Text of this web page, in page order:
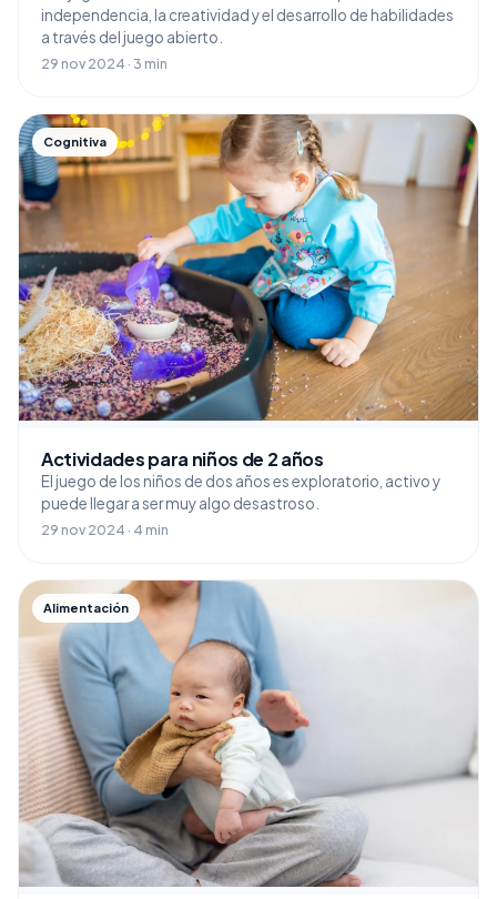
independencia, la creatividad y el desarrollo de habilidades
a través del juego abierto.
29 nov 2024 · 3 min
Cognitiva
Actividades para niños de 2 años
El juego de los niños de dos años es exploratorio, activo y
puede llegar a ser muy algo desastroso.
29 nov 2024 · 4 min
Alimentación